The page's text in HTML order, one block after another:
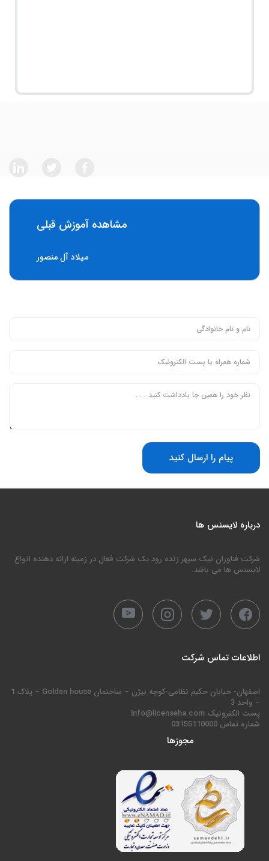
مشاهده آموزش قبلی
میلاد آل منصور
پیام را ارسال کنید
درباره لایسنس ها
شرکت فناوران نیک سپهر زنده رود یک شرکت فعال در زمینه ارائه دهنده انواع
لایسنس ها می باشد.
اطلاعات تماس شرکت
اصفهان- خیابان حکیم نظامی-کوچه بیژن – ساختمان Golden house – پلاک 1
– واحد 3
پست الکترونیک info@licenseha.com
شماره تماس 03155110000
مجوزها